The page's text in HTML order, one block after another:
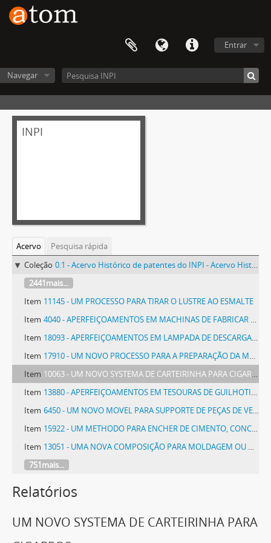
Entrar
Navegar
INPI
Acervo
Pesquisa rápida
Coleção 0.1 - Acervo Histórico de patentes do INPI - Acervo Histórico de patentes do INPI
2441mais...
Item 11145 - UM PROCESSO PARA TIRAR O LUSTRE AO ESMALTE
Item 4040 - APERFEIÇOAMENTOS EM MACHINAS DE FABRICAR CIGARROS
Item 18093 - APERFEIÇOAMENTOS EM LAMPADA DE DESCARGA ELECTRICA
Item 17910 - UM NOVO PROCESSO PARA A PREPARAÇÃO DA MASSA OU POLPA PARA A FABRICAÇÃO DE PAPEL
Item 10063 - UM NOVO SYSTEMA DE CARTEIRINHA PARA CIGARROS
Item 13880 - APERFEIÇOAMENTOS EM TESOURAS DE GUILHOTINA
Item 6450 - UM NOVO MOVEL PARA SUPPORTE DE PEÇAS DE VESTUARIO INCLUSIVE CHAPÉOS, GUARDA-CHUVAS E BENGALAS
Item 15922 - UM METHODO PARA ENCHER DE CIMENTO, CONCRETO OU SEMELHANTE ESPAÇOS OU CAVIDADES QUE SÃO DIFICILMENTE ACCESSIVEIS
Item 13051 - UMA NOVA COMPOSIÇÃO PARA MOLDAGEM OU MODELAGEM
751mais...
Relatórios
UM NOVO SYSTEMA DE CARTEIRINHA PARA